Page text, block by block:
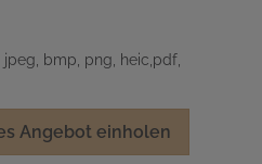
bmp, png, heic,pdf,
Angebot einholen